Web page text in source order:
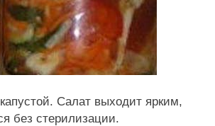
Салат выходит ярким,
без стерилизации.